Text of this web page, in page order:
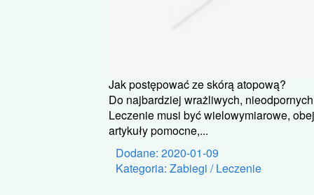
Jak postępować ze skórą atopową?
Do najbardziej wrażliwych,
Leczenie musi być wielowymiarowe,
artykuły pomocne,...
Dodane: 2020-01-09
Kategoria: Zabiegi / Leczenie